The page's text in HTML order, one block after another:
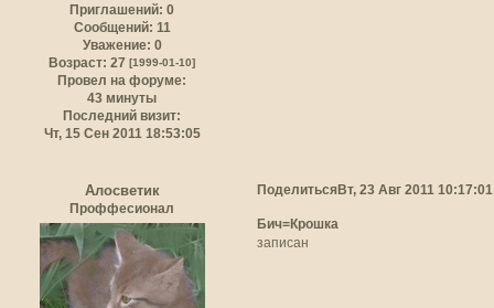
Приглашений: 0
Сообщений: 11
Уважение: 0
Возраст: 27[1999-01-10]
Провел на форуме:
43 минуты
Последний визит:
Чт, 15 Сен 2011 18:53:05
ПоделитьсяВт, 23 Авг 2011 10:17:01
Алосветик
Проффесионал
Бич=Крошка
записан